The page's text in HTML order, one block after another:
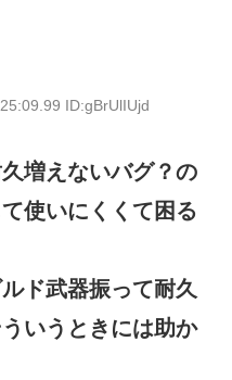
ID:gBrUlIUjd
増えないバグ？の
使いにくくて困る
ド武器振って耐久
いうときには助か